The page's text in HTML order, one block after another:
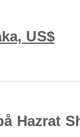
US$
Hazrat